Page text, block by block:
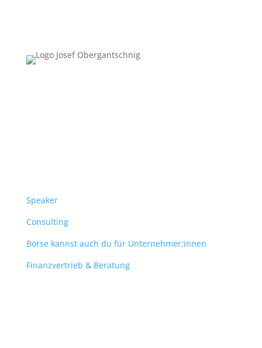
Speaker
Consulting
Börse kannst auch du für Unternehmer:innen
Finanzvertrieb & Beratung